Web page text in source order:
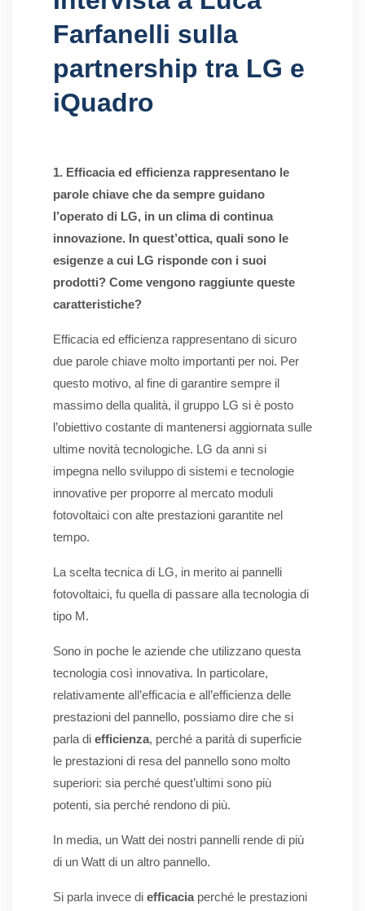
Farfanelli sulla
partnership tra LG e
iQuadro
1. Efficacia ed efficienza rappresentano le
parole chiave che da sempre guidano
l’operato di LG, in un clima di continua
innovazione. In quest’ottica, quali sono le
esigenze a cui LG risponde con i suoi
prodotti? Come vengono raggiunte queste
caratteristiche?
Efficacia ed efficienza rappresentano di sicuro
due parole chiave molto importanti per noi. Per
questo motivo, al fine di garantire sempre il
massimo della qualità, il gruppo LG si è posto
l’obiettivo costante di mantenersi aggiornata sulle
ultime novità tecnologiche. LG da anni si
impegna nello sviluppo di sistemi e tecnologie
innovative per proporre al mercato moduli
fotovoltaici con alte prestazioni garantite nel
tempo.
La scelta tecnica di LG, in merito ai pannelli
fotovoltaici, fu quella di passare alla tecnologia di
tipo M.
Sono in poche le aziende che utilizzano questa
tecnologia così innovativa. In particolare,
relativamente all’efficacia e all’efficienza delle
prestazioni del pannello, possiamo dire che si
parla di efficienza, perché a parità di superficie
le prestazioni di resa del pannello sono molto
superiori: sia perché quest’ultimi sono più
potenti, sia perché rendono di più.
In media, un Watt dei nostri pannelli rende di più
di un Watt di un altro pannello.
Si parla invece di efficaciaperché le prestazioni